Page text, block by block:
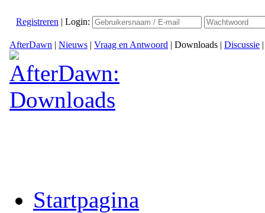
Registreren | Login:
AfterDawn | Nieuws | Vraag en Antwoord | Downloads | Discussie
Startpagina